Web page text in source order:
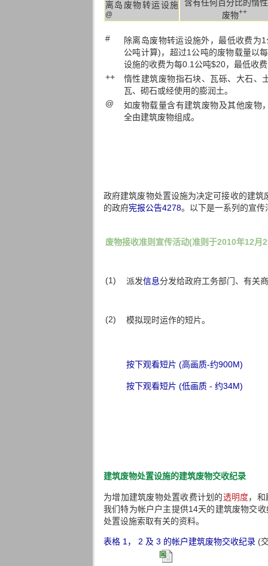
离岛废物转运设施
@
含有任何百分比的惰
废物++
#
除离岛废物转运设施外，最低收费为
公吨计算)，超过1公吨的废物载量以
设施的收费为每0.1公吨$20，最低收
++
惰性建筑废物指石块、瓦砾、大石、
瓦、砌石或经使用的膨润土。
@
如废物载量含有建筑废物及其他废物
全由建筑废物组成。
政府建筑废物处置设施为决定可接收的建
的政府宪报公告4278。以下是一系列的宣
废物接收准则宣传活动(准则于2010年12月
(1) 派发信息分发给政府工务部门、有关
(2) 模拟现时运作的短片。
按下观看短片 (高画质-约900M)
按下观看短片 (低画质 - 约34M)
建筑废物处置设施的建筑废物交收纪录
为增加建筑废物处置收费计划的透明度，
我们特为帐户户主提供14天的建筑废物交
处置设施索取有关的资料。
表格 1， 2 及 3 的帐户建筑废物交收纪录 (